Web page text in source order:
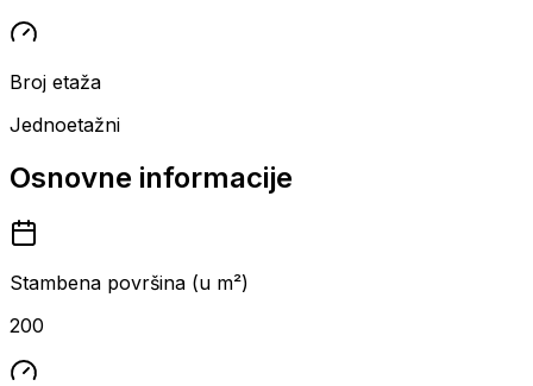
Broj etaža
Jednoetažni
Osnovne informacije
Stambena površina (u m²)
200